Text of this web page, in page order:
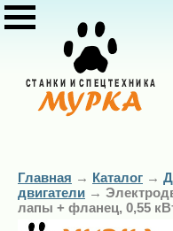
Главная → Каталог →
двигатели →
лапы + фланец, 0,55